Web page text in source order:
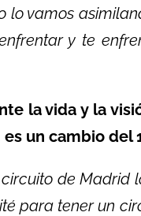
vamos
y te
la vida y la
un cambio del
de Madrid
para tener un